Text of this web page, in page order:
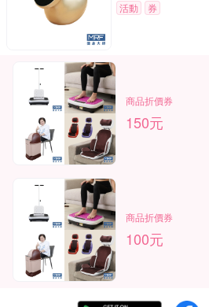
活動 券
商品折價券
150元
商品折價券
100元